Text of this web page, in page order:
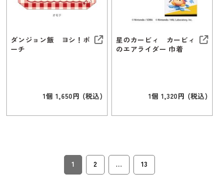
ダンジョン飯 ヨシ！ポ
ーチ
1個 1,650円 (税込)
星のカービィ カービィ
のエアライダー 巾着
1個 1,320円 (税込)
1 2 … 13